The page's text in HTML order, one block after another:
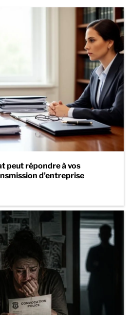
peut répondre à vos
d’entreprise